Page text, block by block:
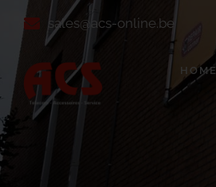
sales@acs-online.be
HOME